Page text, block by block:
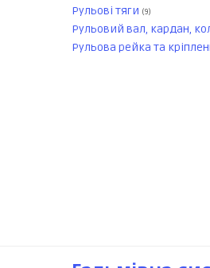
Рульові тяги (9)
Рульовий вал, кардан,
Рульова рейка та